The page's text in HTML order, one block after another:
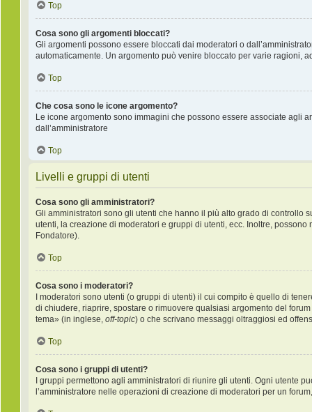
Top
Cosa sono gli argomenti bloccati?
Gli argomenti possono essere bloccati dai moderatori o
automaticamente. Un argomento può venire bloccato per varie ragioni,
Top
Che cosa sono le icone argomento?
Le icone argomento sono immagini che possono essere associate agli
dall’amministratore
Top
Livelli e gruppi di utenti
Cosa sono gli amministratori?
Gli amministratori sono gli utenti che hanno il più alto grado di controllo
utenti, la creazione di moderatori e gruppi di utenti, ecc. Inoltre,
Fondatore).
Top
Cosa sono i moderatori?
I moderatori sono utenti (o gruppi di utenti) il cui compito è quello di
di chiudere, riaprire, spostare o rimuovere qualsiasi argomento del
tema» (in inglese, off-topic) o che scrivano messaggi oltraggiosi ed
Top
Cosa sono i gruppi di utenti?
I gruppi permettono agli amministratori di riunire gli utenti. Ogni utente
l’amministratore nelle operazioni di creazione di moderatori per un